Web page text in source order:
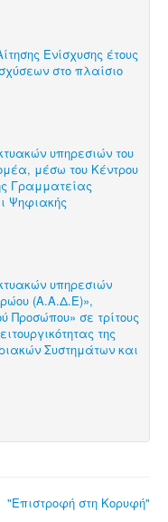
Ενίσχυσης έτους
στο πλαίσιο
υπηρεσιών του
μέσω του Κέντρου
Γραμματείας
Ψηφιακής
υπηρεσιών
(Α.Α.Δ.Ε)»,
Προσώπου» σε τρίτους
της
Συστημάτων και
"Επιστροφή στη Κορυφή"